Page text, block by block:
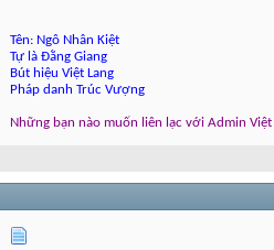
Tên: Ngô Nhân Kiệt
Tự là Đằng Giang
Bút hiệu Việt Lang
Pháp danh Trúc Vượng
Những bạn nào muốn liên lạc với Admin